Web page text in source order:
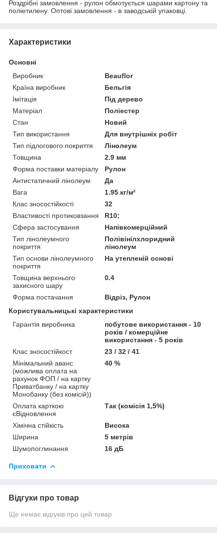
Роздрібні замовлення - рулон обмотується шарами картону та
поліетилену. Оптові замовлення - в заводській упаковці.
Характеристики
Основні
Виробник
Beauflor
Країна виробник
Бельгія
Імітація
Під дерево
Матеріал
Поліестер
Стан
Новий
Тип використання
Для внутрішніх робіт
Тип підлогового покриття
Лінолеум
Товщина
2.9 мм
Форма поставки матеріалу
Рулон
Антистатичний лінолеум
Да
Вага
1.95 кг/м²
Клас зносостійкості
32
Властивості протиковзання
R10;
Сфера застосування
Напівкомерційний
Тип лінолеумного
покриття
Полівінілхлоридний
лінолеум
Тип основи лінолеумного
покриття
На утепленій основі
Товщина верхнього
захисного шару
0.4
Форма постачання
Відріз, Рулон
Користувальницькі характеристики
Гарантія виробника
побутове використання - 10
років / комерційне
використання - 5 років
Клас зносостійкост
23 / 32 / 41
Мінімальний аванс
(можлива оплата на
рахунок ФОП / на картку
Приватбанку / на картку
Монобанку (без комісій))
40 %
Оплата карткою
єВідновлення
Так (комісія 1,5%)
Хімічна стійкість
Висока
Ширина
5 метрів
Шумопоглинання
16 дБ
Приховати
Відгуки про товар
Ще немає відгуків про цей товар